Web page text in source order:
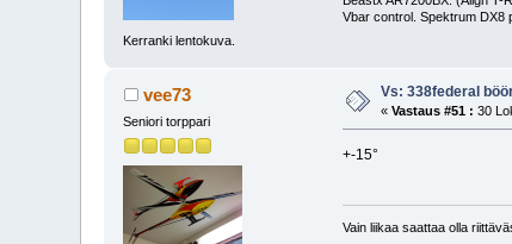
Kerranki lentokuva.
Vbar control. Spektrum DX8
vee73
Seniori torppari
Vs: 338federal
«Vastaus #51 : 30
+-15°
Vain liikaa saattaa olla